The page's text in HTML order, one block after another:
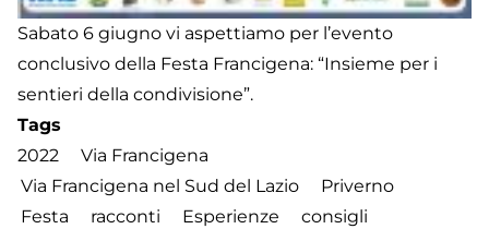
Sabato 6 giugno vi aspettiamo per l’evento
conclusivo della Festa Francigena: “Insieme per i
sentieri della condivisione”.
Tags
2022
Via Francigena
Via Francigena nel Sud del Lazio
Priverno
Festa
racconti Esperienze
consigli